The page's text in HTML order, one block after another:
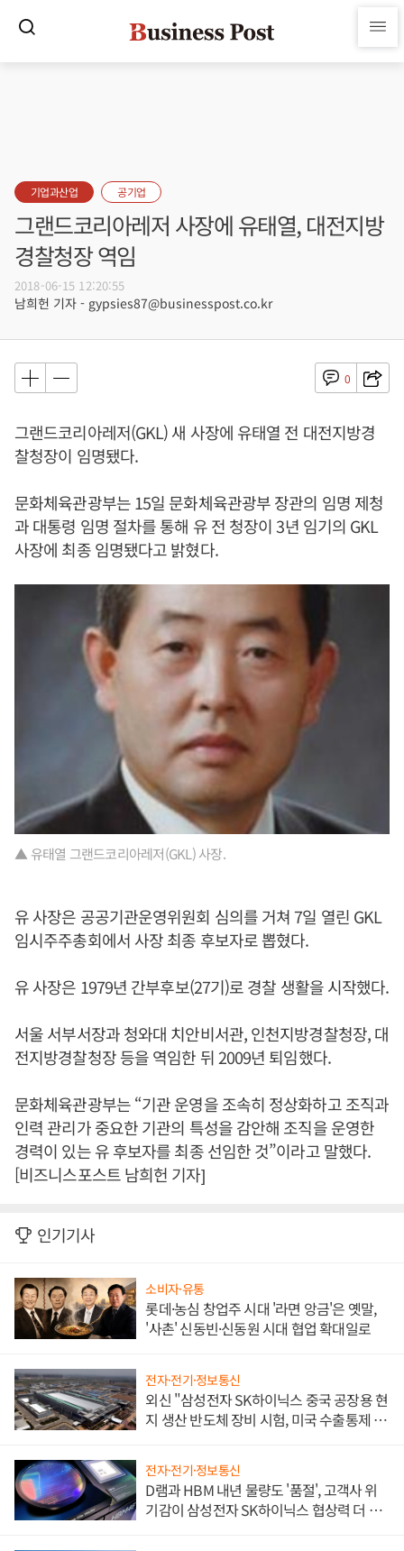
기업과산업 공기업
그랜드코리아레저 사장에 유태열, 대전지방
경찰청장 역임
2018-06-15 12:20:55
남희헌 기자 - gypsies87@businesspost.co.kr
0
그랜드코리아레저(GKL) 새 사장에 유태열 전 대전지방경
찰청장이 임명됐다.
문화체육관광부는 15일 문화체육관광부 장관의 임명 제청
과 대통령 임명 절차를 통해 유 전 청장이 3년 임기의 GKL
사장에 최종 임명됐다고 밝혔다.
▲ 유태열 그랜드코리아레저(GKL) 사장.
유 사장은 공공기관운영위원회 심의를 거쳐 7일 열린 GKL
임시주주총회에서 사장 최종 후보자로 뽑혔다.
유 사장은 1979년 간부후보(27기)로 경찰 생활을 시작했다.
서울 서부서장과 청와대 치안비서관, 인천지방경찰청장, 대
전지방경찰청장 등을 역임한 뒤 2009년 퇴임했다.
문화체육관광부는 “기관 운영을 조속히 정상화하고 조직과
인력 관리가 중요한 기관의 특성을 감안해 조직을 운영한
경력이 있는 유 후보자를 최종 선임한 것”이라고 말했다.
[비즈니스포스트 남희헌 기자]
인기기사
소비자·유통
롯데·농심 창업주 시대 '라면 앙금'은 옛말,
'사촌' 신동빈·신동원 시대 협업 확대일로
전자·전기·정보통신
외신 "삼성전자 SK하이닉스 중국 공장용 현
지 생산 반도체 장비 시험, 미국 수출통제 대
전자·전기·정보통신
D램과 HBM 내년 물량도 '품절', 고객사 위
기감이 삼성전자 SK하이닉스 협상력 더 키